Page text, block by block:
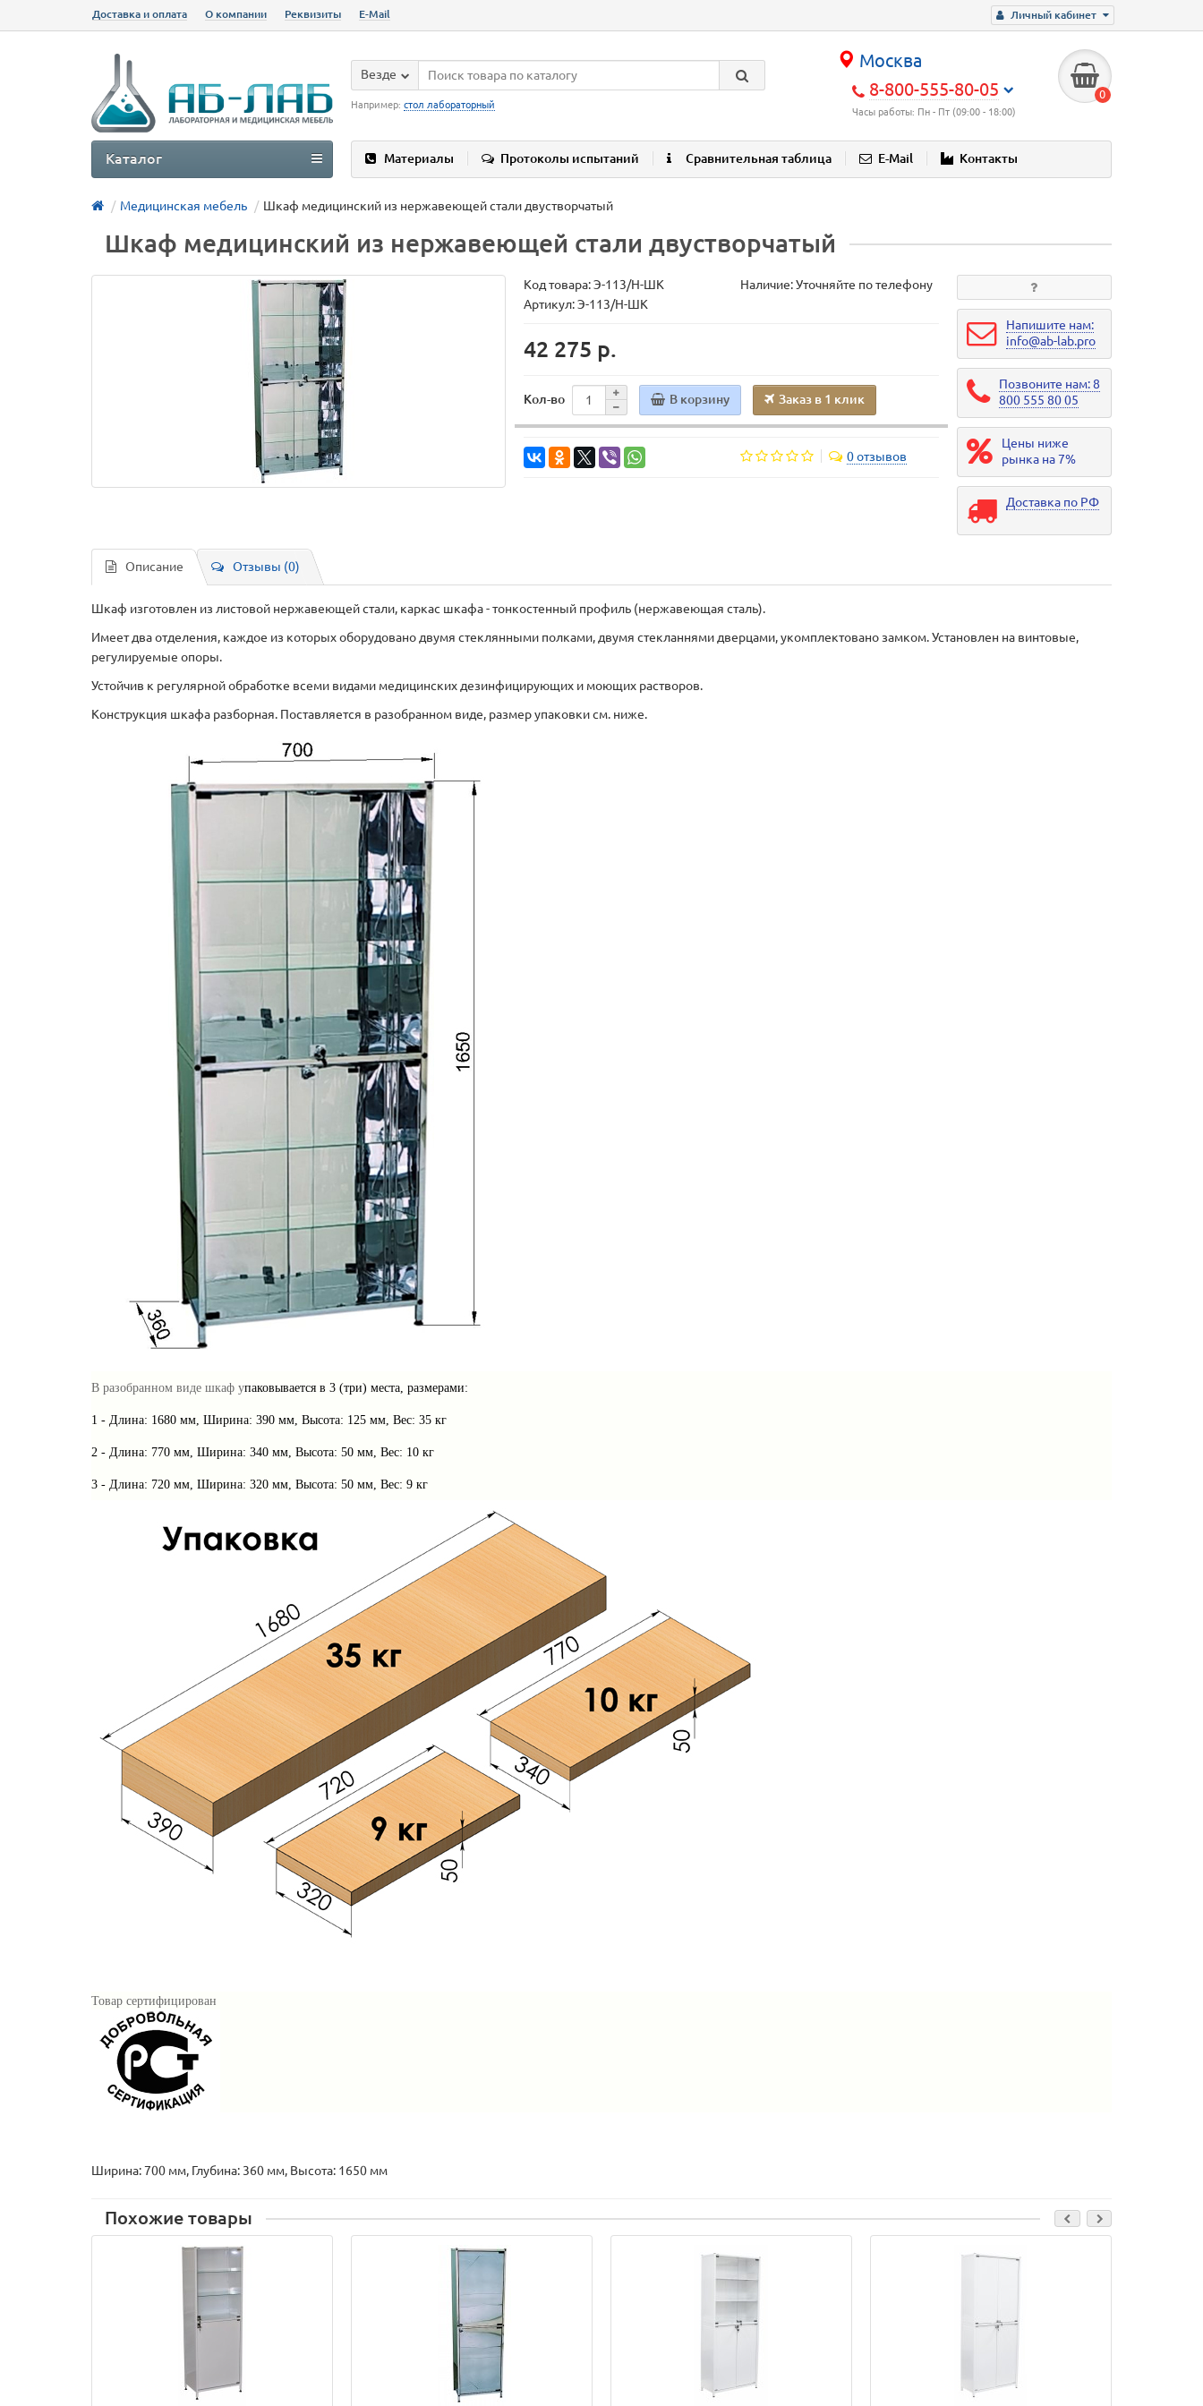
Личный кабинет
Доставка и оплата О компании Реквизиты E-Mail
Москва
8-800-555-80-05
Часы работы: Пн - Пт (09:00 - 18:00)
0
Везде
Например: стол лабораторный
Материалы Протоколы испытаний Сравнительная таблица E-Mail Контакты
Каталог
Медицинская мебель Шкаф медицинский из нержавеющей стали двустворчатый
Шкаф медицинский из нержавеющей стали двустворчатый
Код товара:Э-113/Н-ШК
Наличие: Уточняйте по телефону
Артикул: Э-113/Н-ШК
42 275 р.
Кол-во В корзину Заказ в 1 клик
0 отзывов
Напишите нам:
info@ab-lab.pro
Позвоните нам: 8
800 555 80 05
Цены ниже
рынка на 7%
Доставка по РФ
Описание Отзывы (0)
Шкаф изготовлен из листовой нержавеющей стали, каркас шкафа - тонкостенный профиль (нержавеющая сталь).
Имеет два отделения, каждое из которых оборудовано двумя стеклянными полками, двумя стекланнями дверцами, укомплектовано замком. Установлен на винтовые,
регулируемые опоры.
Устойчив к регулярной обработке всеми видами медицинских дезинфицирующих и моющих растворов.
Конструкция шкафа разборная. Поставляется в разобранном виде, размер упаковки см. ниже.
В разобранном виде шкаф упаковывается в 3 (три) места, размерами:
1 - Длина: 1680 мм, Ширина: 390 мм, Высота: 125 мм, Вес: 35 кг
2 - Длина: 770 мм, Ширина: 340 мм, Высота: 50 мм, Вес: 10 кг
3 - Длина: 720 мм, Ширина: 320 мм, Высота: 50 мм, Вес: 9 кг
Товар сертифицирован
Ширина: 700 мм, Глубина: 360 мм, Высота: 1650 мм
Похожие товары